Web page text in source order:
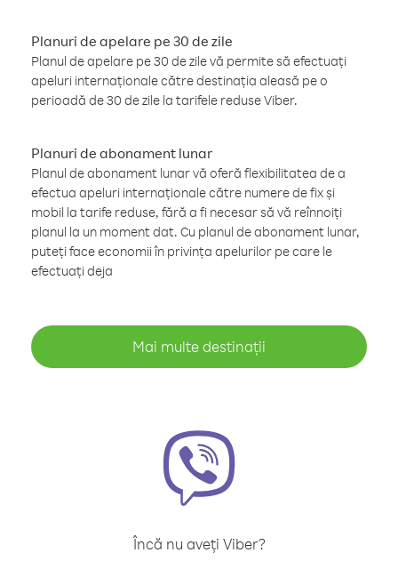
Planuri de apelare pe 30 de zile
Planul de apelare pe 30 de zile vă permite să efectuați
apeluri internaționale către destinația aleasă pe o
perioadă de 30 de zile la tarifele reduse Viber.
Planuri de abonament lunar
Planul de abonament lunar vă oferă flexibilitatea de a
efectua apeluri internaționale către numere de fix și
mobil la tarife reduse, fără a fi necesar să vă reînnoiți
planul la un moment dat. Cu planul de abonament lunar,
puteți face economii în privința apelurilor pe care le
efectuați deja
Mai multe destinații
Încă nu aveți Viber?